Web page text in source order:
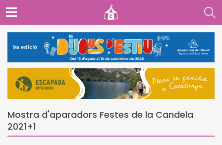
Mostra d'aparadors Festes de la Candela
2021+1